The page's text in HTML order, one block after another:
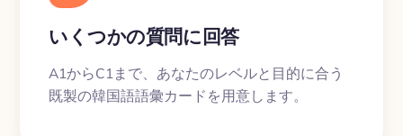
いくつかの質問に回答
A1からC1まで、あなたのレベルと目的に合う
既製の韓国語語彙カードを用意します。